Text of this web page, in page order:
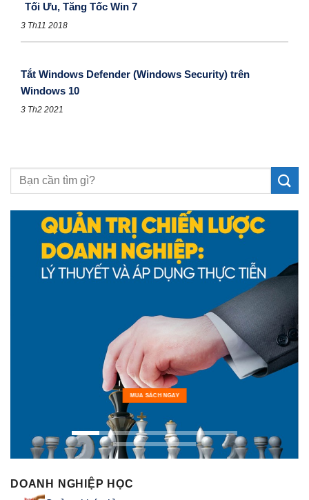
Tối Ưu, Tăng Tốc Win 7
3 Th11 2018
Tắt Windows Defender (Windows Security) trên
Windows 10
3 Th2 2021
MUA SÁCH NGAY
DOANH NGHIỆP HỌC